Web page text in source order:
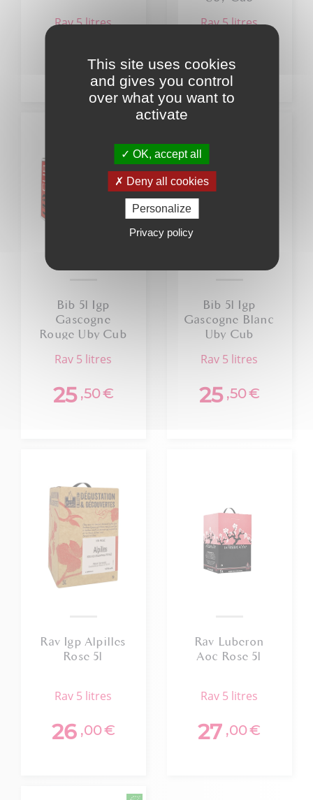
rav 5 litres
,00 €
rav 5 litres
25
Bib 5l Igp
Gascogne
Rouge Uby Cub
rav 5 litres
25 ,50€
Bib 5l Igp
Gascogne Blanc
Uby Cub
rav 5 litres
25 ,50€
Rav Igp Alpilles
Rose 5l
rav 5 litres
26 ,00€
Rav Luberon
Aoc Rose 5l
rav 5 litres
27 ,00€
This site uses cookies
and gives you control
over what you want to
activate
OK, accept all
Deny all cookies
Personalize
Privacy policy